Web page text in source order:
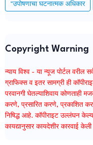
"उपोषणाचा घटनात्मक अधिकार
Copyright Warning
न्याय विश्व - या न्यूज पोर्टल वरील
ग्राफिक्स व इतर सामग्री ही
परवानगी घेतल्याशिवाय कोणताही
करणे, प्रसारित करणे, प्रकाशित करणे
निषिद्ध आहे. कॉपीराइट उल्लंघन
कायद्यानुसार कायदेशीर कारवाई